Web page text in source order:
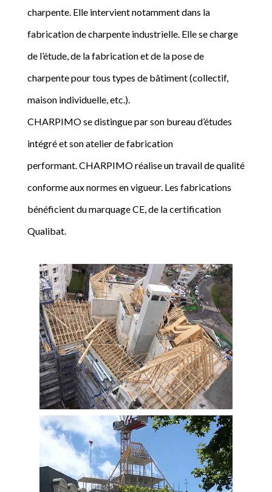
charpente. Elle intervient notamment dans la
fabrication de charpente industrielle. Elle se charge
de l’étude, de la fabrication et de la pose de
charpente pour tous types de bâtiment (collectif,
maison individuelle, etc.).
CHARPIMO se distingue par son bureau d’études
intégré et son atelier de fabrication
performant. CHARPIMO réalise un travail de qualité
conforme aux normes en vigueur. Les fabrications
bénéficient du marquage CE, de la certification
Qualibat.